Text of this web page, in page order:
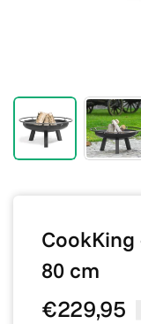
80 cm
€229,95